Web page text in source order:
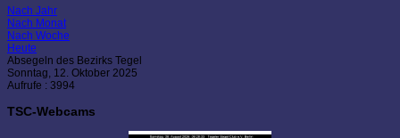
Nach Jahr
Nach Monat
Nach Woche
Heute
Absegeln des Bezirks Tegel
Sonntag, 12. Oktober 2025
Aufrufe : 3994
TSC-Webcams